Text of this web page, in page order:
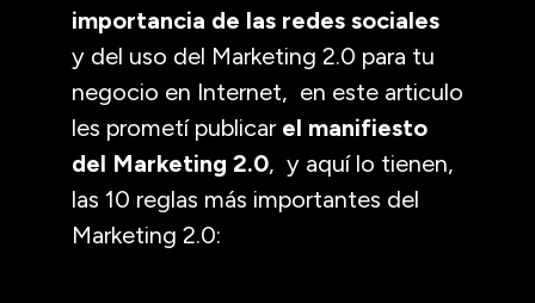
importancia de las redes sociales
y del uso del Marketing 2.0 para tu
negocio en Internet, en este articulo
les prometí publicar el manifiesto
del Marketing 2.0, y aquí lo tienen,
las 10 reglas más importantes del
Marketing 2.0: